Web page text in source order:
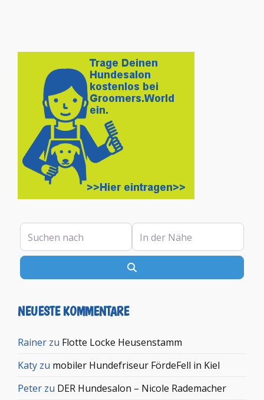
Suchen nach In der Nähe
NEUESTE KOMMENTARE
Rainer zu Flotte Locke Heusenstamm
Katy zu mobiler Hundefriseur FördeFell in Kiel
Peter zu DER Hundesalon – Nicole Rademacher